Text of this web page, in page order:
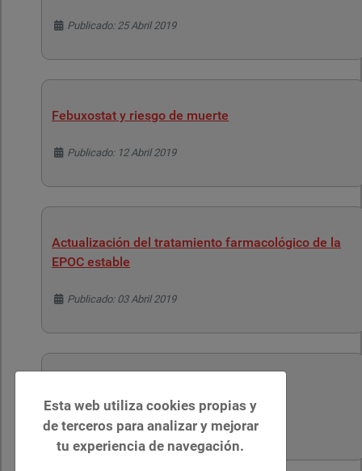
Detalles
Publicado: 25 Abril 2019
Febuxostat y riesgo de muerte
Detalles
Publicado: 12 Abril 2019
Actualización del tratamiento farmacológico de la
EPOC estable
Detalles
Publicado: 03 Abril 2019
Detalles
Publicado: 29 Marzo 2019
Esta web utiliza cookies propias y
de terceros para analizar y mejorar
tu experiencia de navegación.